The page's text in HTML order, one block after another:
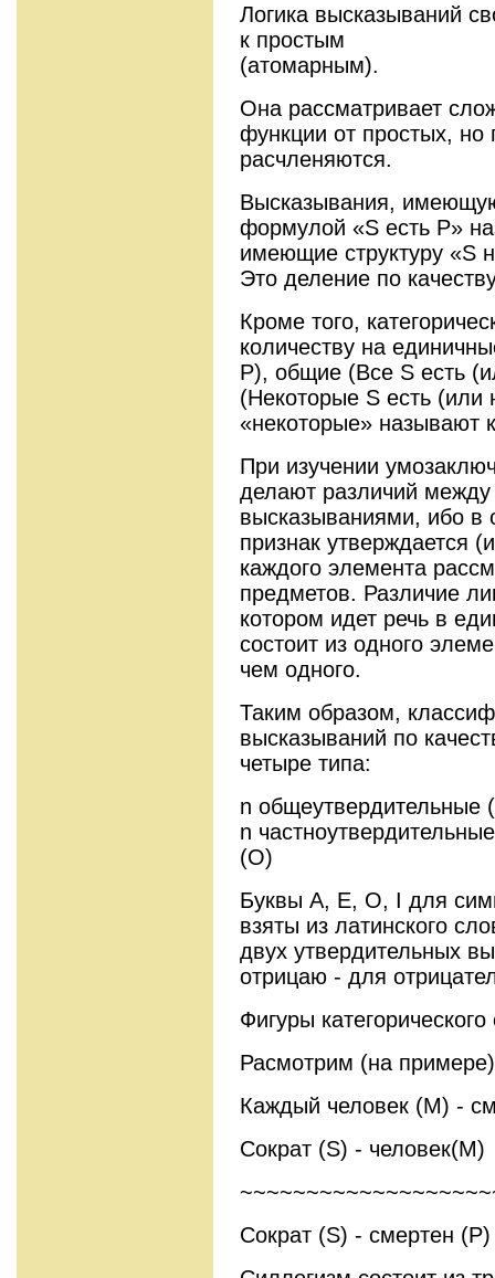
Логика высказываний
к простым
(атомарным).
Она рассматривает
функции от простых,
расчленяются.
Высказывания,
формулой «S есть P»
имеющие структуру «S
Это деление по
Кроме того,
количеству на
P), общие (Все S есть
(Некоторые S есть (или
«некоторые» называют
При изучении
делают различий
высказываниями, ибо в
признак утверждается
каждого элемента
предметов. Различие
котором идет речь в
состоит из одного
чем одного.
Таким образом,
высказываний по
четыре типа:
n общеутвердительные
n
(O)
Буквы A, E, O, I для
взяты из латинского
двух утвердительных
отрицаю - для
Фигуры
Расмотрим (на
Каждый человек (М) -
Сократ (S) - человек(М)
Сократ (S) - смертен (P)